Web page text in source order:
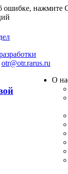
ошибке, нажмите
otr@otr.rarus.ru
О